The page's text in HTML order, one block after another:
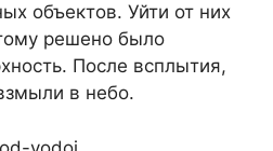
объектов. Уйти от них
решено было
После всплытия,
в небо.